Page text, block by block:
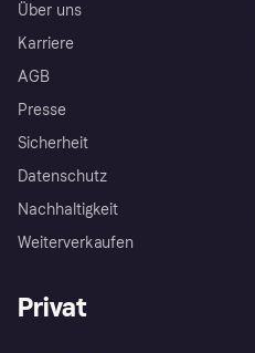
Über uns
Karriere
AGB
Presse
Sicherheit
Datenschutz
Nachhaltigkeit
Weiterverkaufen
Privat